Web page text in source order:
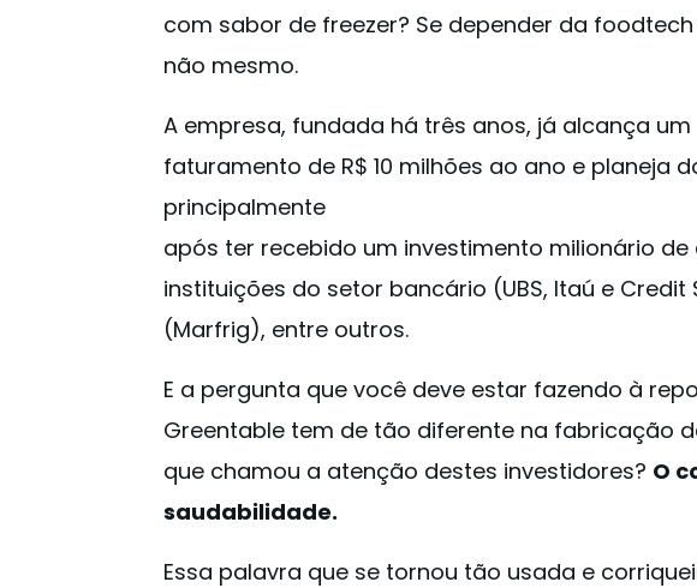
com sabor de freezer? Se depender da
não mesmo.
A empresa, fundada há três anos, já alcança um
faturamento de R$ 10 milhões ao ano e planeja
principalmente
após ter recebido um investimento milionário de
instituições do setor bancário (UBS, Itaú e Credit
(Marfrig), entre outros.
E a pergunta que você deve estar fazendo à
Greentable tem de tão diferente na fabricação
que chamou a atenção destes investidores? O
saudabilidade.
Essa palavra que se tornou tão usada e